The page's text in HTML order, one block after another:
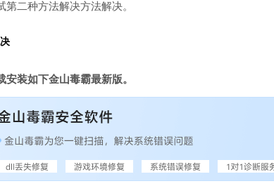
二种方法解决方法解决。
装如下金山毒霸最新版。